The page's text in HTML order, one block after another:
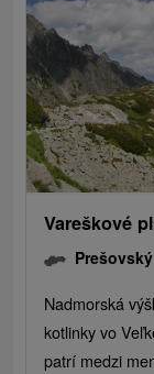
Vareškové
Nadmorská
kotlinky vo
patrí medzi